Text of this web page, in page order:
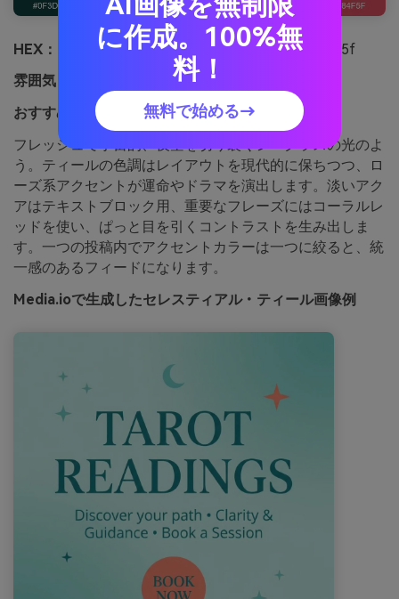
HEX：
#0f3d3e #1f7a7a #a9d9d0 #f7f2e8 #d84f5f
雰囲気：
フレッシュ、宇宙的、モダン
おすすめ用途：
タロットリーダー向けSNS投稿
フレッシュで宇宙的、夜空を切り裂くシーグラスの光のよ
う。ティールの色調はレイアウトを現代的に保ちつつ、ロ
ーズ系アクセントが運命やドラマを演出します。淡いアク
アはテキストブロック用、重要なフレーズにはコーラルレ
ッドを使い、ぱっと目を引くコントラストを生み出しま
す。一つの投稿内でアクセントカラーは一つに絞ると、統
一感のあるフィードになります。
Media.ioで生成したセレスティアル・ティール画像例
に作成。100%無
料！
無料で始める→